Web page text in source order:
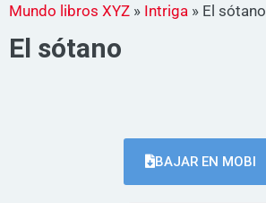
Mundo libros XYZ » Intriga » El sótano
El sótano
BAJAR EN MOBI